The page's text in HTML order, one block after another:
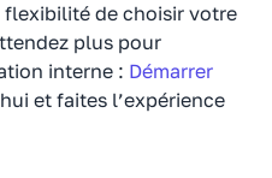
de choisir votre
plus pour
interne : Démarrer
et faites l’expérience